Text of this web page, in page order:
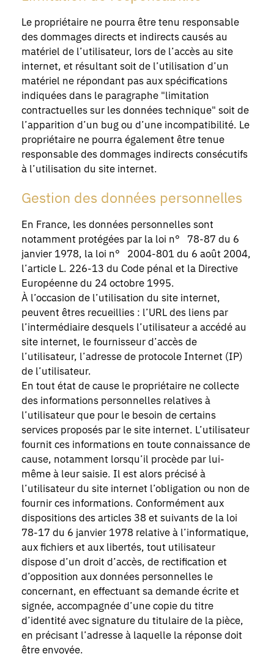
Le propriétaire ne pourra être tenu responsable
des dommages directs et indirects causés au
matériel de l’utilisateur, lors de l’accès au site
internet, et résultant soit de l’utilisation d’un
matériel ne répondant pas aux spécifications
indiquées dans le paragraphe "limitation
contractuelles sur les données technique" soit de
l’apparition d’un bug ou d’une incompatibilité. Le
propriétaire ne pourra également être tenue
responsable des dommages indirects consécutifs
à l’utilisation du site internet.
Gestion des données personnelles
En France, les données personnelles sont
notamment protégées par la loi n° 78-87 du 6
janvier 1978, la loi n° 2004-801 du 6 août 2004,
l’article L. 226-13 du Code pénal et la Directive
Européenne du 24 octobre 1995.
À l’occasion de l’utilisation du site internet,
peuvent êtres recueillies : l’URL des liens par
l’intermédiaire desquels l’utilisateur a accédé au
site internet, le fournisseur d’accès de
l’utilisateur, l’adresse de protocole Internet (IP)
de l’utilisateur.
En tout état de cause le propriétaire ne collecte
des informations personnelles relatives à
l’utilisateur que pour le besoin de certains
services proposés par le site internet. L’utilisateur
fournit ces informations en toute connaissance de
cause, notamment lorsqu’il procède par lui-
même à leur saisie. Il est alors précisé à
l’utilisateur du site internet l’obligation ou non de
fournir ces informations. Conformément aux
dispositions des articles 38 et suivants de la loi
78-17 du 6 janvier 1978 relative à l’informatique,
aux fichiers et aux libertés, tout utilisateur
dispose d’un droit d’accès, de rectification et
d’opposition aux données personnelles le
concernant, en effectuant sa demande écrite et
signée, accompagnée d’une copie du titre
d’identité avec signature du titulaire de la pièce,
en précisant l’adresse à laquelle la réponse doit
être envoyée.